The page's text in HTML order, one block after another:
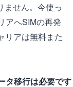
ません。今使っ
アへSIMの再発
リアは無料また
タ移行は必要です